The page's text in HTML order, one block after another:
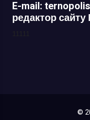
E-mail:
редактор
©